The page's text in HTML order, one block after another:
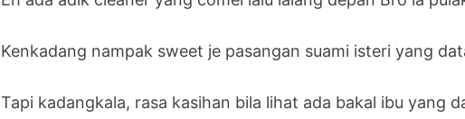
Kenkadang nampak sweet je pasangan suami isteri yang
Tapi kadangkala, rasa kasihan bila lihat ada bakal ibu yang